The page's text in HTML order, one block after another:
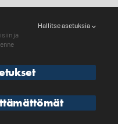
ja
Hallitse asetuksia